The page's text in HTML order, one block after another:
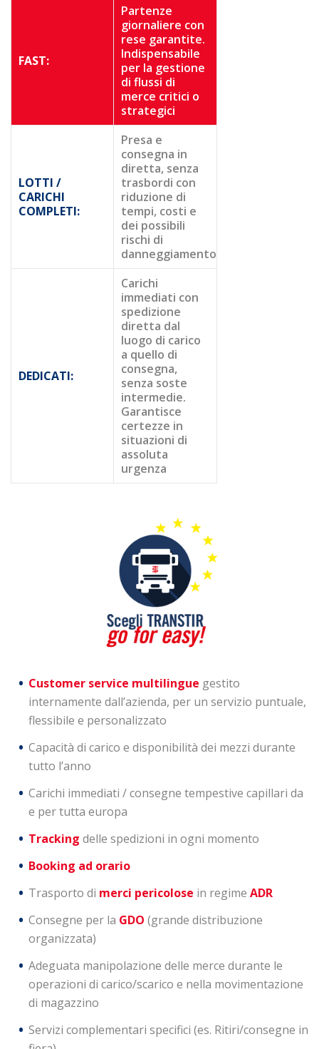
FAST:
Partenze
giornaliere con
rese garantite.
Indispensabile
per la gestione
di flussi di
merce critici o
strategici
LOTTI /
CARICHI
COMPLETI:
Presa e
consegna in
diretta, senza
trasbordi con
riduzione di
tempi, costi e
dei possibili
rischi di
danneggiamento
DEDICATI:
Carichi
immediati con
spedizione
diretta dal
luogo di carico
a quello di
consegna,
senza soste
intermedie.
Garantisce
certezze in
situazioni di
assoluta
urgenza
Customer service multilingue gestito
internamente dall’azienda, per un servizio puntuale,
flessibile e personalizzato
Capacità di carico e disponibilità dei mezzi durante
tutto l’anno
Carichi immediati / consegne tempestive capillari da
e per tutta europa
Tracking delle spedizioni in ogni momento
Booking ad orario
Trasporto di merci pericolose in regime ADR
Consegne per la GDO (grande distribuzione
organizzata)
Adeguata manipolazione delle merce durante le
operazioni di carico/scarico e nella movimentazione
di magazzino
Servizi complementari specifici (es. Ritiri/consegne in